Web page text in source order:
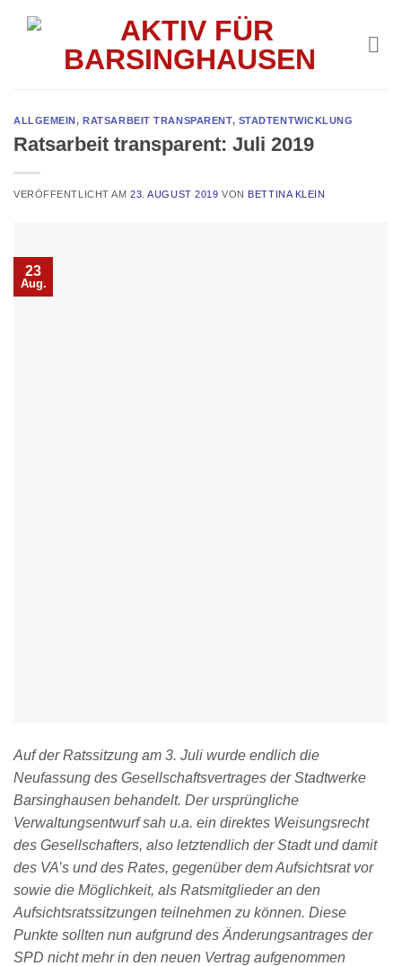
ALLGEMEIN,RATSARBEIT TRANSPARENT, STADTENTWICKLUNG
Ratsarbeit transparent: Juli 2019
VERÖFFENTLICHT AM23. AUGUST 2019 VON BETTINA KLEIN
23
Aug.
Auf der Ratssitzung am 3. Juli wurde endlich die
Neufassung des Gesellschaftsvertrages der Stadtwerke
Barsinghausen behandelt. Der ursprüngliche
Verwaltungsentwurf sah u.a. ein direktes Weisungsrecht
des Gesellschafters, also letztendlich der Stadt und damit
des VA’s und des Rates, gegenüber dem Aufsichtsrat vor
sowie die Möglichkeit, als Ratsmitglieder an den
Aufsichtsratssitzungen teilnehmen zu können. Diese
Punkte sollten nun aufgrund des Änderungsantrages der
SPD nicht mehr in den neuen Vertrag aufgenommen